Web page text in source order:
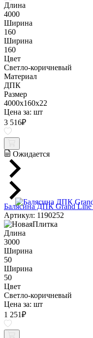
Длина
4000
Ширина
160
Ширина
160
Цвет
Светло-коричневый
Материал
ДПК
Размер
4000x160x22
Цена за: шт
3 516₽
Ожидается
Балясина ДПК Grand
Артикул: 1190252
Длина
3000
Ширина
50
Ширина
50
Цвет
Светло-коричневый
Цена за: шт
1 251₽